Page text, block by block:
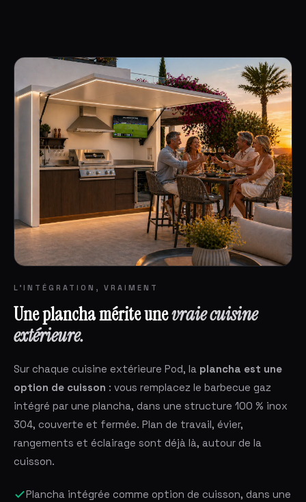
L'INTÉGRATION, VRAIMENT
Une plancha mérite unevraie cuisine
extérieure.
Sur chaque cuisine extérieure Pod, la plancha est une
option de cuisson : vous remplacez le barbecue gaz
intégré par une plancha, dans une structure 100 % inox
304, couverte et fermée. Plan de travail, évier,
rangements et éclairage sont déjà là, autour de la
cuisson.
Plancha intégrée comme option de cuisson, dans une